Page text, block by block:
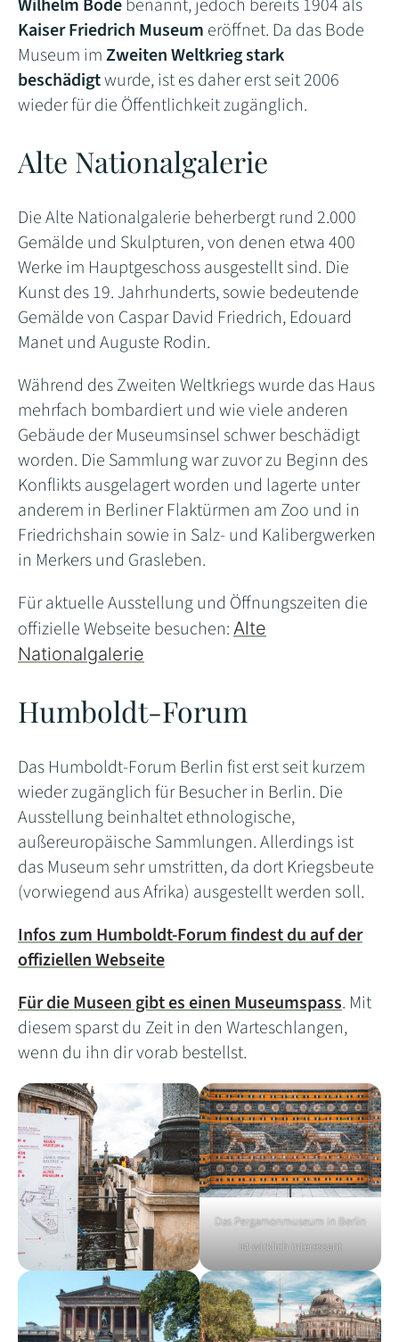
Wilhelm Bodebenannt, jedoch bereits 1904 als
Kaiser Friedrich Museum eröffnet. Da das Bode
Museum imZweiten Weltkrieg stark
beschädigtwurde, ist es daher erst seit 2006
wieder für die Öffentlichkeit zugänglich.
Alte Nationalgalerie
Die Alte Nationalgalerie beherbergt rund 2.000
Gemälde und Skulpturen, von denen etwa 400
Werke im Hauptgeschoss ausgestellt sind. Die
Kunst des 19. Jahrhunderts, sowie bedeutende
Gemälde von Caspar David Friedrich, Edouard
Manet und Auguste Rodin.
Während des Zweiten Weltkriegs wurde das Haus
mehrfach bombardiert und wie viele anderen
Gebäude der Museumsinsel schwer beschädigt
worden. Die Sammlung war zuvor zu Beginn des
Konflikts ausgelagert worden und lagerte unter
anderem in Berliner Flaktürmen am Zoo und in
Friedrichshain sowie in Salz- und Kalibergwerken
in Merkers und Grasleben.
Für aktuelle Ausstellung und Öffnungszeiten die
offizielle Webseite besuchen: Alte
Nationalgalerie
Humboldt-Forum
Das Humboldt-Forum Berlin fist erst seit kurzem
wieder zugänglich für Besucher in Berlin. Die
Ausstellung beinhaltet ethnologische,
außereuropäische Sammlungen. Allerdings ist
das Museum sehr umstritten, da dort Kriegsbeute
(vorwiegend aus Afrika) ausgestellt werden soll.
Infos zum Humboldt-Forum findest du auf der
offiziellen Webseite
Für die Museen gibt es einen Museumspass. Mit
diesem sparst du Zeit in den Warteschlangen,
wenn du ihn dir vorab bestellst.
Das Pergamonmuseum in Berlin
ist wirklich interessant